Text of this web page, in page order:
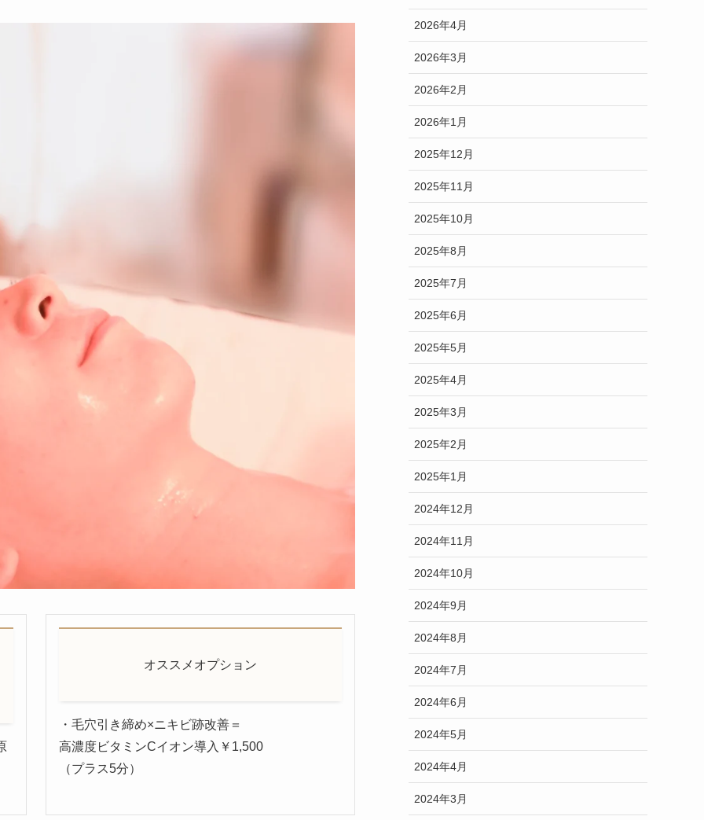
オススメオプション
・毛穴引き締め×ニキビ跡改善＝
高濃度ビタミンCイオン導入￥1,500
（プラス5分）
2026年4月
2026年3月
2026年2月
2026年1月
2025年12月
2025年11月
2025年10月
2025年8月
2025年7月
2025年6月
2025年5月
2025年4月
2025年3月
2025年2月
2025年1月
2024年12月
2024年11月
2024年10月
2024年9月
2024年8月
2024年7月
2024年6月
2024年5月
2024年4月
2024年3月